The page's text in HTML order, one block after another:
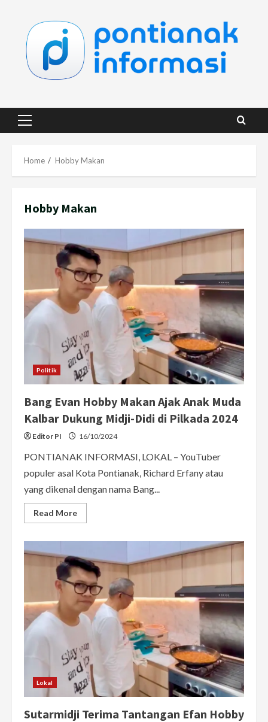
content
Primary
Home Hobby Makan
Hobby Makan
Politik
Bang Evan Hobby Makan Ajak Anak Muda
Kalbar Dukung Midji-Didi di Pilkada 2024
Editor PI 16/10/2024
PONTIANAK INFORMASI, LOKAL – YouTuber
populer asal Kota Pontianak, Richard Erfany atau
yang dikenal dengan nama Bang...
Read MoreRead
more
Hobby
Makan
Ajak
Anak
Muda
Kalbar
Dukung
Midji-
Didi
2024
Lokal
Sutarmidji Terima Tantangan Efan Hobby